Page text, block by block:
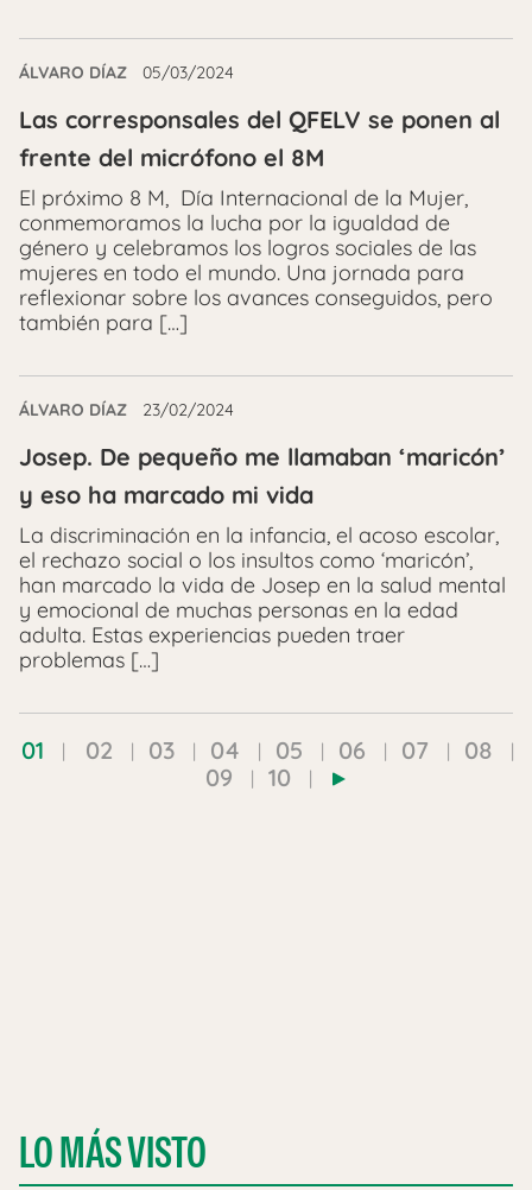
ÁLVARO DÍAZ 05/03/2024
Las corresponsales del QFELV se ponen al
frente del micrófono el 8M
El próximo 8 M, Día Internacional de la Mujer,
conmemoramos la lucha por la igualdad de
género y celebramos los logros sociales de las
mujeres en todo el mundo. Una jornada para
reflexionar sobre los avances conseguidos, pero
también para […]
ÁLVARO DÍAZ 23/02/2024
Josep. De pequeño me llamaban ‘maricón’
y eso ha marcado mi vida
La discriminación en la infancia, el acoso escolar,
el rechazo social o los insultos como ‘maricón’,
han marcado la vida de Josep en la salud mental
y emocional de muchas personas en la edad
adulta. Estas experiencias pueden traer
problemas […]
01 02 03 04 05 06 07
08
09
10
LO MÁS VISTO